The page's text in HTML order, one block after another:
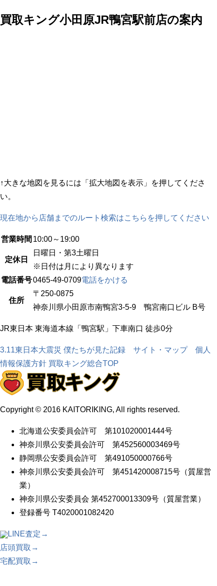
買取キング小田原JR鴨宮駅前店の案内
↑大きな地図を見るには「拡大地図を表示」を押してくださ
い。
現在地から店舗までのルート検索はこちらを押してください
営業時間 10:00～19:00
定休日
日曜日・第3土曜日
※日付は月により異なります
電話番号0465-49-0709電話をかける
住所
〒250-0875
神奈川県小田原市南鴨宮3-5-9 鴨宮南口ビル B号
JR東日本 東海道本線「鴨宮駅」下車南口 徒歩0分
3.11東日本大震災 僕たちが見た記録 サイト・マップ
個人
情報保護方針 買取キング総合TOP
Copyright © 2016 KAITORIKING, All rights reserved.
北海道公安委員会許可 第101020001444号
神奈川県公安委員会許可 第452560003469号
静岡県公安委員会許可 第491050000766号
神奈川県公安委員会許可 第451420008715号（質屋営
業）
神奈川県公安委員会 第452700013309号（質屋営業）
登録番号 T4020001082420
LINE査定→
店頭買取→
宅配買取→